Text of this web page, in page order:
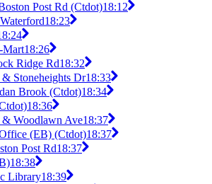
Post Rd (Ctdot)18:12
18:23
Mart18:26
Ridge Rd18:32
Stoneheights Dr18:33
Brook (Ctdot)18:34
18:36
& Woodlawn Ave18:37
(EB) (Ctdot)18:37
Post Rd18:37
18:38
Library18:39